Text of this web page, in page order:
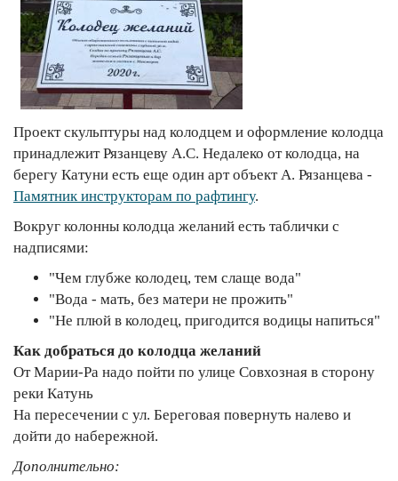
Проект скульптуры над колодцем и оформление колодца
принадлежит Рязанцеву А.С. Недалеко от колодца, на
берегу Катуни есть еще один арт объект А. Рязанцева -
Памятник инструкторам по рафтингу.
Вокруг колонны колодца желаний есть таблички с
надписями:
"Чем глубже колодец, тем слаще вода"
"Вода - мать, без матери не прожить"
"Не плюй в колодец, пригодится водицы напиться"
Как добраться до колодца желаний
От Марии-Ра надо пойти по улице Совхозная в сторону
реки Катунь
На пересечении с ул. Береговая повернуть налево и
дойти до набережной.
Дополнительно: